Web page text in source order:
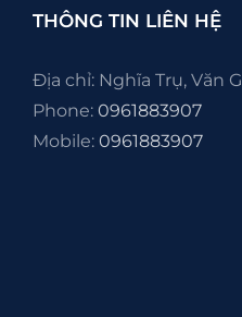
THÔNG TIN LIÊN HỆ
Địa chỉ: Nghĩa Trụ, Văn
Phone: 0961883907
Mobile: 0961883907